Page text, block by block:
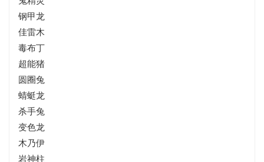
钢甲龙
佳雷木
毒布丁
超能猪
圆圈兔
蜻蜓龙
杀手兔
变色龙
木乃伊
岩神柱